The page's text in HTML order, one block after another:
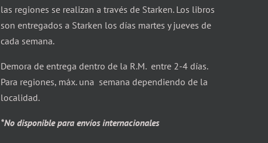
las regiones se realizan a través de Starken. Los libros
son entregados a Starken los días martes y jueves de
cada semana.
Demora de entrega dentro de la R.M. entre 2-4 días.
Para regiones, máx. una semana dependiendo de la
localidad.
*No disponible para envíos internacionales